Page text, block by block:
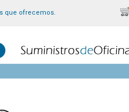
que ofrecemos.